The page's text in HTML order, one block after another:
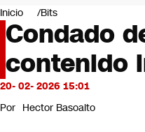
Mundo
Negocios
Deportes
Programas completos
Cultura
Servicios
Bits
CNN Data
Inicio Bits
Condado
contenido
20- 02- 2026 15:01
Por Hector Basoalto